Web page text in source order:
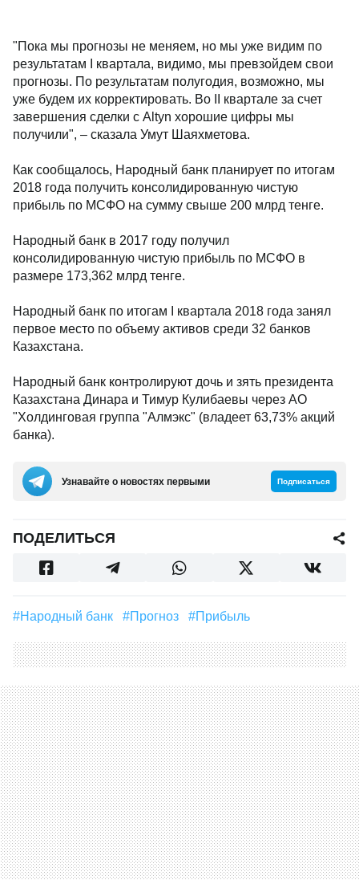
"Пока мы прогнозы не меняем, но мы уже видим по
результатам I квартала, видимо, мы превзойдем свои
прогнозы. По результатам полугодия, возможно, мы
уже будем их корректировать. Во II квартале за счет
завершения сделки с Altyn хорошие цифры мы
получили", – сказала Умут Шаяхметова.
Как сообщалось, Народный банк планирует по итогам
2018 года получить консолидированную чистую
прибыль по МСФО на сумму свыше 200 млрд тенге.
Народный банк в 2017 году получил
консолидированную чистую прибыль по МСФО в
размере 173,362 млрд тенге.
Народный банк по итогам I квартала 2018 года занял
первое место по объему активов среди 32 банков
Казахстана.
Народный банк контролируют дочь и зять президента
Казахстана Динара и Тимур Кулибаевы через АО
"Холдинговая группа "Алмэкс" (владеет 63,73% акций
банка).
Узнавайте о новостях первыми Подписаться
ПОДЕЛИТЬСЯ
#Народный банк #прогноз #прибыль